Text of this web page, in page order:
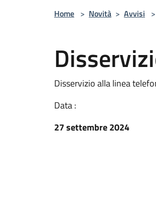
Home > Novità > Avvisi >
Disservizio alla linea
Data :
27 settembre 2024